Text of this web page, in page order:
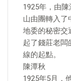
1925年，由
山由團轉入了
地委的秘密交
起了錢莊老闆
線的起點。
陳潭秋
1925年5月，